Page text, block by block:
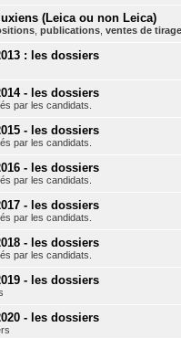
(Leica ou non Leica)
publications ventes de
: les dossiers
- les dossiers
par les candidats.
- les dossiers
par les candidats.
- les dossiers
par les candidats.
- les dossiers
par les candidats.
- les dossiers
par les candidats.
- les dossiers
- les dossiers